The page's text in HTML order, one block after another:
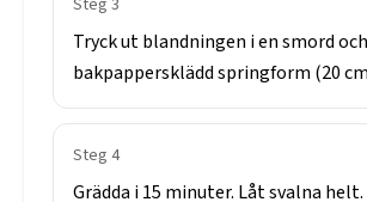
Steg 3
Tryckutblandningen iensmordoch
bakpapperskläddspringform (20
Steg 4
Grädda i15 minuter. Låtsvalna helt.